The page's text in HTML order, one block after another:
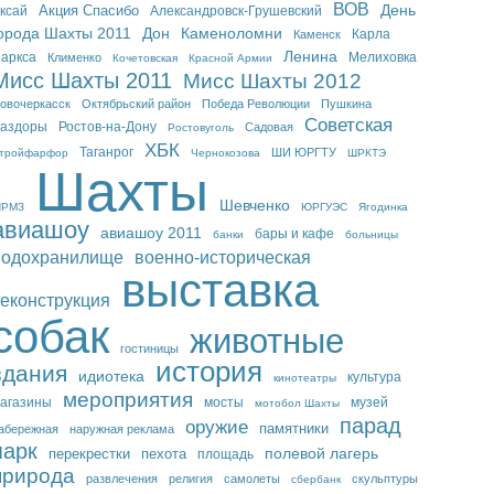
Акция Спасибо Александровск-Грушевский ВОВ
День
Шахты 2011
Дон Каменоломни Каменск
Карла
Клименко Кочетовская Красной Армии Ленина Мелиховка
Шахты 2011 Мисс Шахты 2012
Октябрьский район Победа Революции Пушкина
Ростов-на-Дону Ростовуголь Садовая Советская
Таганрог ХБК Чернокозова ШИ ЮРГТУ ШРКТЭ
Шахты Шевченко ЮРГУЭС Ягодинка
авиашоу 2011 банки бары и кафе больницы
военно-историческая
выставка
гостиницы животные
идиотека история кинотеатры
культура
мероприятия мосты мотобол Шахты музей
наружная реклама оружие памятники парад
перекрестки пехота площадь полевой лагерь
развлечения религия самолеты сбербанк скульптуры